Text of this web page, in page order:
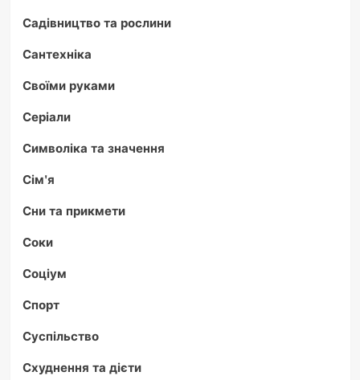
Садівництво та рослини
Сантехніка
Своїми руками
Серіали
Символіка та значення
Сім'я
Сни та прикмети
Соки
Соціум
Спорт
Суспільство
Схуднення та дієти